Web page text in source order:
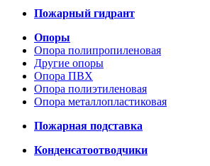
Пожарный гидрант
Опоры
Опора полипропиленовая
Другие опоры
Опора ПВХ
Опора полиэтиленовая
Опора металлопластиковая
Пожарная подставка
Конденсатоотводчики